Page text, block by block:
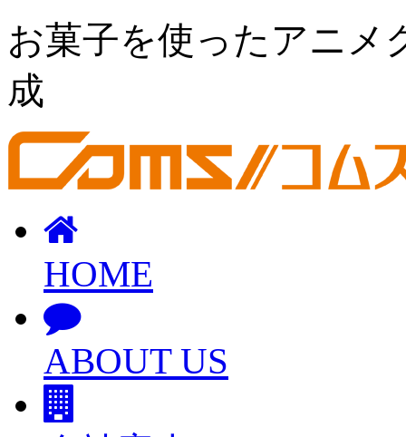
お菓子を使ったアニメ
成
HOME
ABOUT US